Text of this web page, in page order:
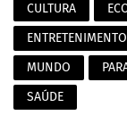
CULTURA
ENTRETENIMENTO
MUNDO
SAÚDE